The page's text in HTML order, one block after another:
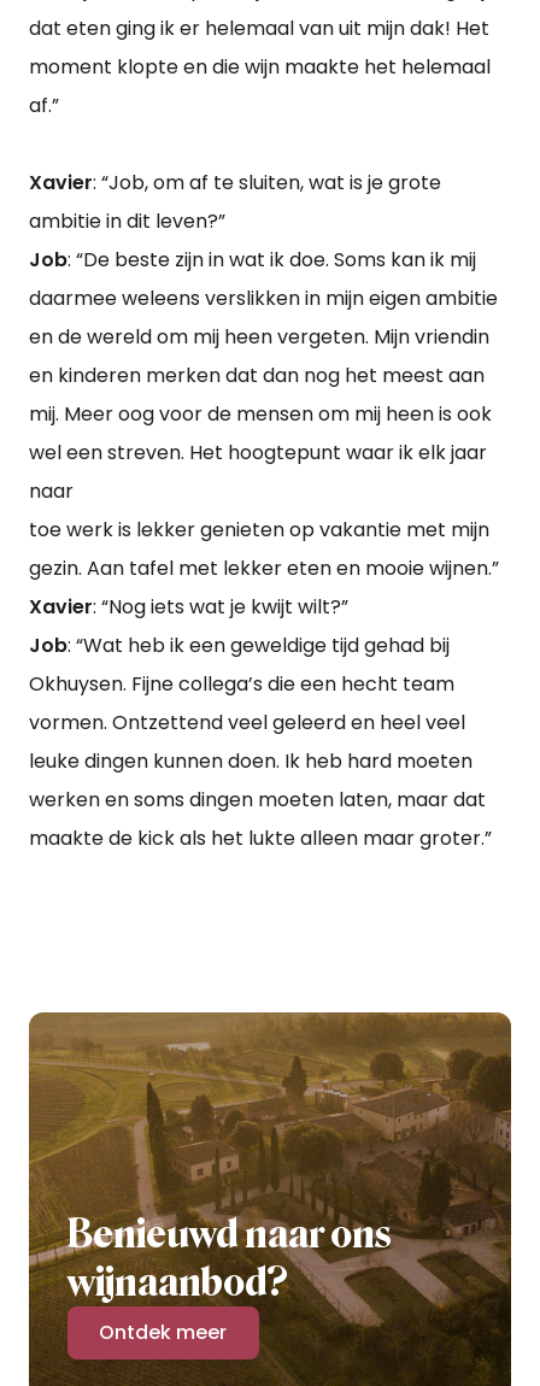
dat eten ging ik er helemaal van uit mijn dak! Het
moment klopte en die wijn maakte het helemaal
af.”
Xavier: “Job, om af te sluiten, wat is je grote
ambitie in dit leven?”
Job: “De beste zijn in wat ik doe. Soms kan ik mij
daarmee weleens verslikken in mijn eigen ambitie
en de wereld om mij heen vergeten. Mijn vriendin
en kinderen merken dat dan nog het meest aan
mij. Meer oog voor de mensen om mij heen is ook
wel een streven. Het hoogtepunt waar ik elk jaar
naar
toe werk is lekker genieten op vakantie met mijn
gezin. Aan tafel met lekker eten en mooie wijnen.”
Xavier: “Nog iets wat je kwijt wilt?”
Job: “Wat heb ik een geweldige tijd gehad bij
Okhuysen. Fijne collega’s die een hecht team
vormen. Ontzettend veel geleerd en heel veel
leuke dingen kunnen doen. Ik heb hard moeten
werken en soms dingen moeten laten, maar dat
maakte de kick als het lukte alleen maar groter.”
Benieuwd naar ons
wijnaanbod?
Ontdek meer